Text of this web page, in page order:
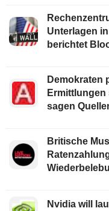
Unterlagen
berichtet
Demokraten
sagen
Britische
Nvidia will